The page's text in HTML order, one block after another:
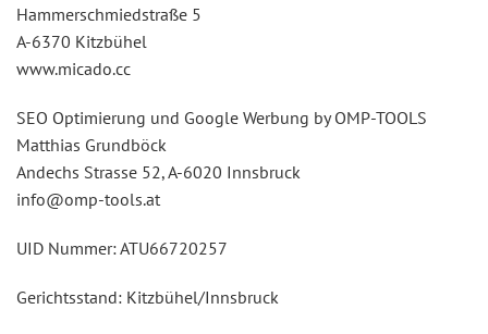
Hammerschmiedstraße 5
A-6370 Kitzbühel
www.micado.cc
SEO Optimierung und Google Werbung by OMP-TOOLS
Matthias Grundböck
Andechs Strasse 52, A-6020 Innsbruck
info@omp-tools.at
UID Nummer: ATU66720257
Gerichtsstand: Kitzbühel/Innsbruck